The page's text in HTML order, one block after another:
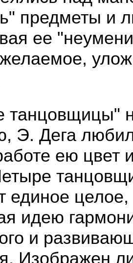
предметы и
ее
танцовщицы"
Э. Дега
ею цвет
единое целое,
идею
и
Изображен